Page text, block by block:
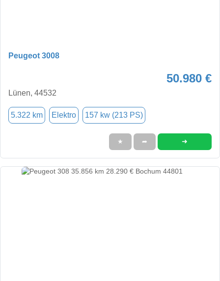
Peugeot 3008
50.980 €
Lünen, 44532
5.322 km Elektro 157 kw (213 PS)
★ ➦ ➜